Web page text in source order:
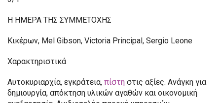
Η ΗΜΕΡΑ ΤΗΣ ΣΥΜΜΕΤΟΧΗΣ
Κικέρων, Mel Gibson, Victoria Principal, Sergio Leone
Χαρακτηριστικά
Αυτοκυριαρχία, εγκράτεια, πίστη στις αξίες. Ανάγκη για
δημιουργία, απόκτηση υλικών αγαθών και οικονομική